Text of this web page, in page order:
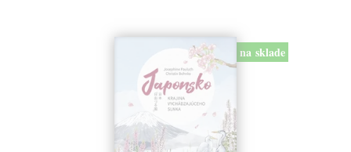
na sklade